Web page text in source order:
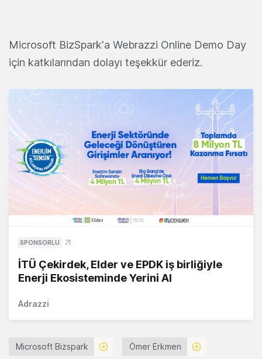
Microsoft BizSpark'a Webrazzi Online Demo Day
için katkılarından dolayı teşekkür ederiz.
SPONSORLU
İTÜ Çekirdek, Elder ve EPDK iş birliğiyle
Enerji Ekosisteminde Yerini Al
Adrazzi
Microsoft Bizspark Ömer Erkmen